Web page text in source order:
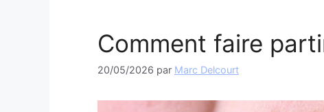
Comment faire
20/05/2026 par Marc Delcourt